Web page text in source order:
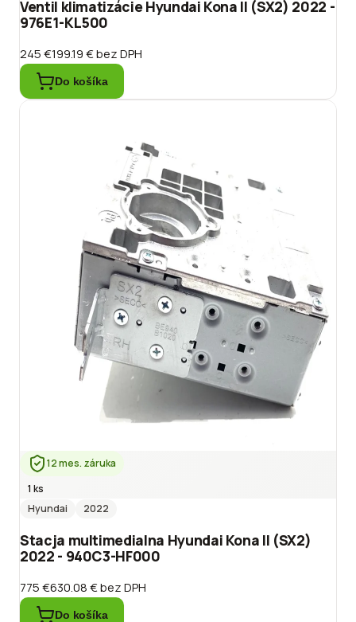
Ventil klimatizácie Hyundai Kona II (SX2) 2022 -
976E1-KL500
245 €199.19 €bez DPH
Do košíka
12 mes. záruka
1 ks
Hyundai
2022
Stacja multimedialna Hyundai Kona II (SX2)
2022 - 940C3-HF000
775 €630.08 €bez DPH
Do košíka